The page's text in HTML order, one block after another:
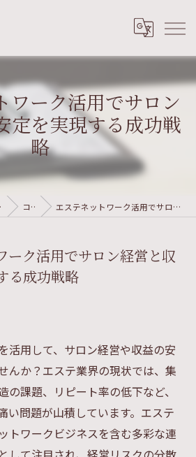
ワーク活用でサロン
定を実現する成功戦
略
コラム エステネットワーク活用でサロン経営と収益安定を実現する成功戦略
ーク活用でサロン経営と収
る成功戦略
活用して、サロン経営や収益の安
んか？エステ業界の現状では、集
の課題、リピート率の低下など、
い問題が山積しています。エステ
トワークビジネスを含む多彩な連